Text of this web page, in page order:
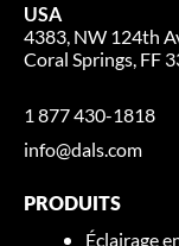
USA
4383, NW 124th
Coral Springs, FF
1 877 430-1818
info@dals.com
PRODUITS
Éclairage